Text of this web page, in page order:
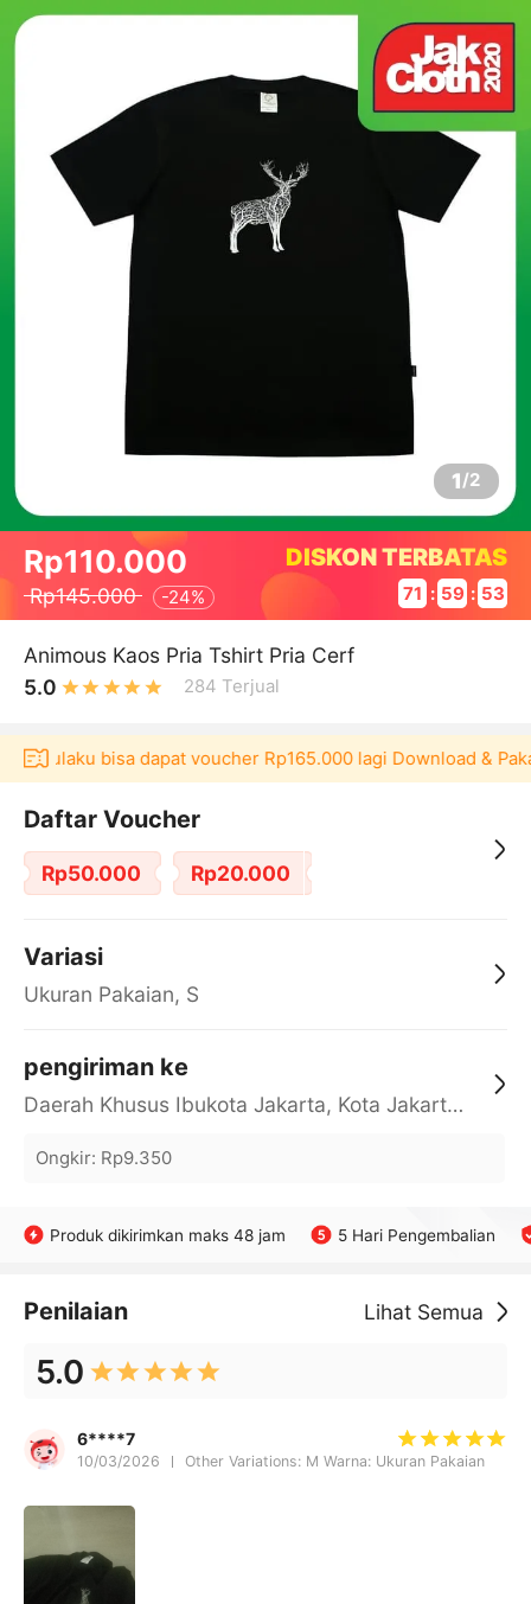
1/2
Rp110.000
Rp145.000 -24%
DISKON TERBATAS
71 : 59 : 53
Animous Kaos Pria Tshirt Pria Cerf
5.0
284 Terjual
Akulaku bisa dapat voucher Rp165.000 lagi Download &
Daftar Voucher
Rp50.000 Rp20.000
Variasi
Ukuran Pakaian, S
pengiriman ke
Daerah Khusus Ibukota Jakarta, Kota Jakarta Barat, Cengkareng, yy
Ongkir: Rp9.350
Produk dikirimkan maks 48 jam 5 Hari Pengembalian
Penilaian Lihat Semua
5.0
6****7
10/03/2026 Other Variations: M Warna: Ukuran Pakaian